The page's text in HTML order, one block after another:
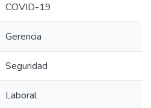
COVID-19
Gerencia
Seguridad
Laboral